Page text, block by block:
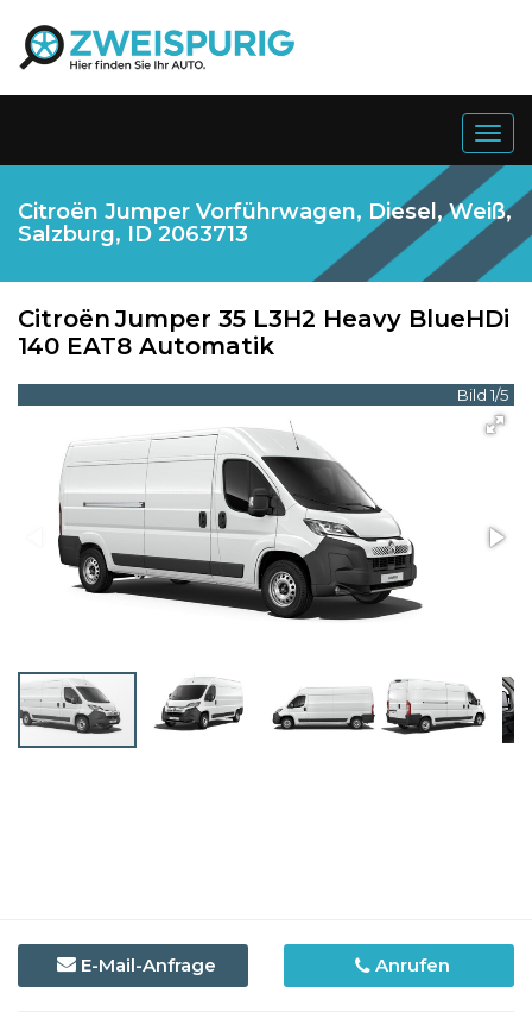
Citroën Jumper Vorführwagen, Diesel, Weiß,
Salzburg, ID 2063713
Citroën Jumper 35 L3H2 Heavy BlueHDi
140 EAT8 Automatik
Bild 1/5
E-Mail-Anfrage Anrufen